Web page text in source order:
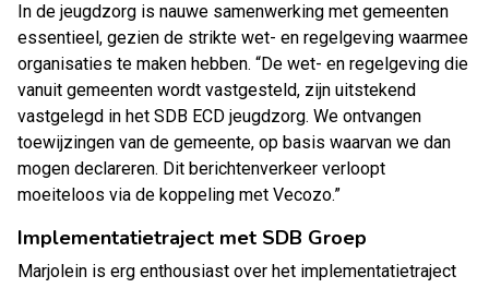
In de jeugdzorg is nauwe samenwerking met gemeenten
essentieel, gezien de strikte wet- en regelgeving waarmee
organisaties te maken hebben. “De wet- en regelgeving die
vanuit gemeenten wordt vastgesteld, zijn uitstekend
vastgelegd in het SDB ECD jeugdzorg. We ontvangen
toewijzingen van de gemeente, op basis waarvan we dan
mogen declareren. Dit berichtenverkeer verloopt
moeiteloos via de koppeling met Vecozo.”
Implementatietraject met SDB Groep
Marjolein is erg enthousiast over het implementatietraject